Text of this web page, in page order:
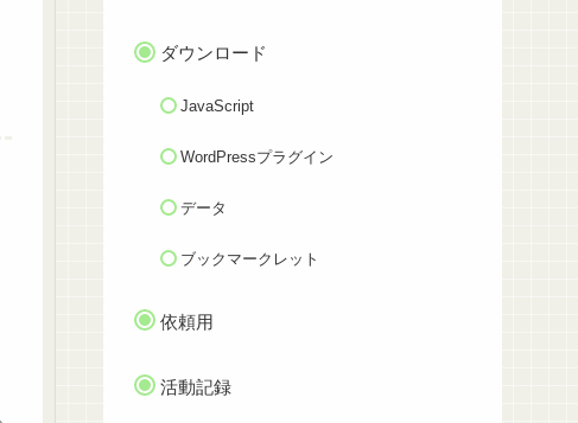
ダウンロード
JavaScript
WordPressプラグイン
データ
ブックマークレット
依頼用
活動記録